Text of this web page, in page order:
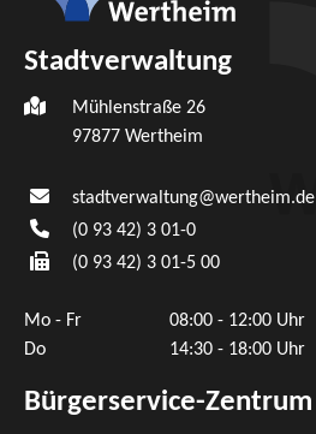
Stadtverwaltung
Mühlenstraße 26
97877 Wertheim
stadtverwaltung@wertheim.de
(0 93 42) 3 01-0
(0 93 42) 3 01-5 00
Mo - Fr
08:00 - 12:00 Uhr
Do
14:30 - 18:00 Uhr
Bürgerservice-Zentrum